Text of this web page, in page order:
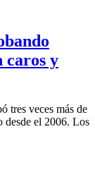
caros y
tres veces más de
desde el 2006. Los